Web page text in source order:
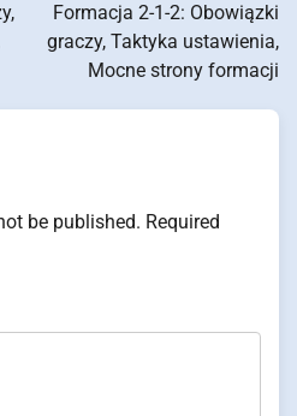
Formacja 2-1-2: Obowiązki
graczy, Taktyka ustawienia,
Mocne strony formacji
be published. Required